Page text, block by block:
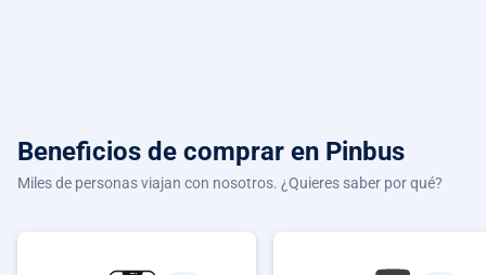
Beneficios de comprar en Pinbus
Miles de personas viajan con nosotros. ¿Quieres saber por qué?